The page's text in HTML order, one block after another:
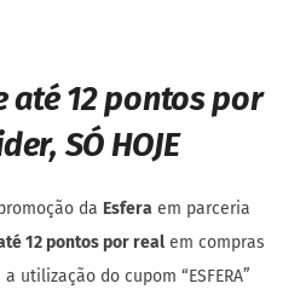
até 12 pontos por
SÓ HOJE
da Esfera em parceria
12 pontos por real em compras
utilização do cupom “ESFERA”